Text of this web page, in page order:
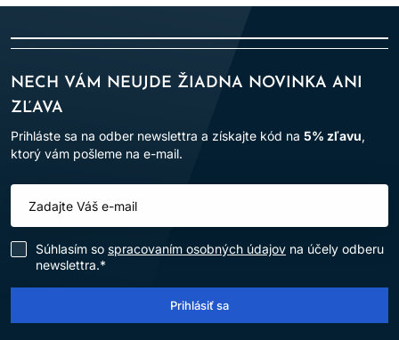
NECH VÁM NEUJDE ŽIADNA NOVINKA ANI
ZĽAVA
Prihláste sa na odber newslettra a získajte kód na 5% zľavu,
ktorý vám pošleme na e-mail.
Súhlasím so spracovaním osobných údajov na účely odberu
newslettra.*
Prihlásiť sa